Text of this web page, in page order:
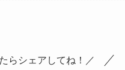
らシェアしてね！／